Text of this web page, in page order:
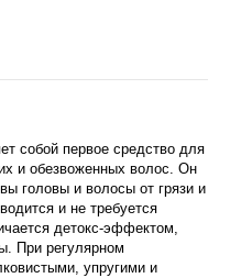
собой первое средство для
и обезвоженных волос. Он
головы и волосы от грязи и
и не требуется
детокс-эффектом,
При регулярном
упругими и